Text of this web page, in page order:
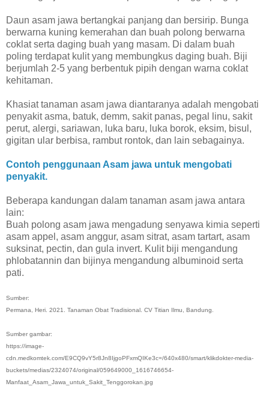
Daun asam jawa bertangkai panjang dan bersirip. Bunga
berwarna kuning kemerahan dan buah polong berwarna
coklat serta daging buah yang masam. Di dalam buah
poling terdapat kulit yang membungkus daging buah. Biji
berjumlah 2-5 yang berbentuk pipih dengan warna coklat
kehitaman.
Khasiat tanaman asam jawa diantaranya adalah mengobati
penyakit asma, batuk, demm, sakit panas, pegal linu, sakit
perut, alergi, sariawan, luka baru, luka borok, eksim, bisul,
gigitan ular berbisa, rambut rontok, dan lain sebagainya.
Contoh penggunaan Asam jawa untuk mengobati
penyakit.
Beberapa kandungan dalam tanaman asam jawa antara
lain:
Buah polong asam jawa mengadung senyawa kimia seperti
asam appel, asam anggur, asam sitrat, asam tartart, asam
suksinat, pectin, dan gula invert. Kulit biji mengandung
phlobatannin dan bijinya mengandung albuminoid serta
pati.
Sumber:
Permana, Heri. 2021. Tanaman Obat Tradisional. CV Titian Ilmu, Bandung.
Sumber gambar:
https://image-
cdn.medkomtek.com/E9CQ9vY5r8Jn8IjgoPFxmQIKe3c=/640x480/smart/klikdokter-media-
buckets/medias/2324074/original/059649000_1616746654-
Manfaat_Asam_Jawa_untuk_Sakit_Tenggorokan.jpg